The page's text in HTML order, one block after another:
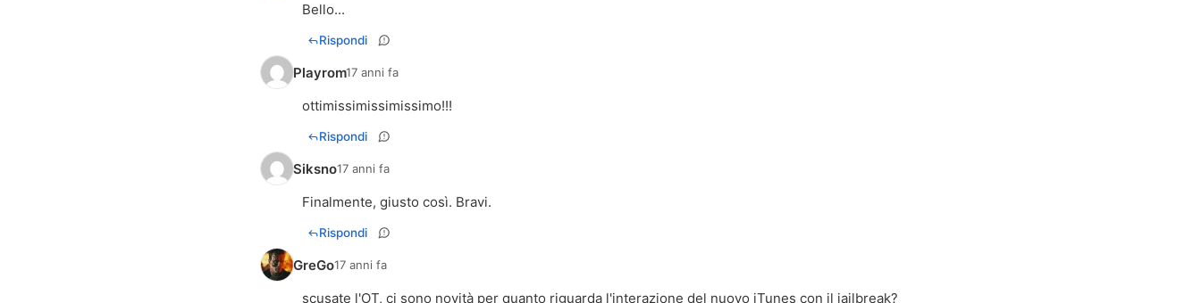
Bello...
Rispondi
Playrom17 anni fa
ottimissimissimissimo!!!
Rispondi
Siksno17 anni fa
Finalmente, giusto così. Bravi.
Rispondi
GreGo17 anni fa
scusate l'OT, ci sono novità per quanto riguarda l'interazione del nuovo iTunes con il jailbreak?